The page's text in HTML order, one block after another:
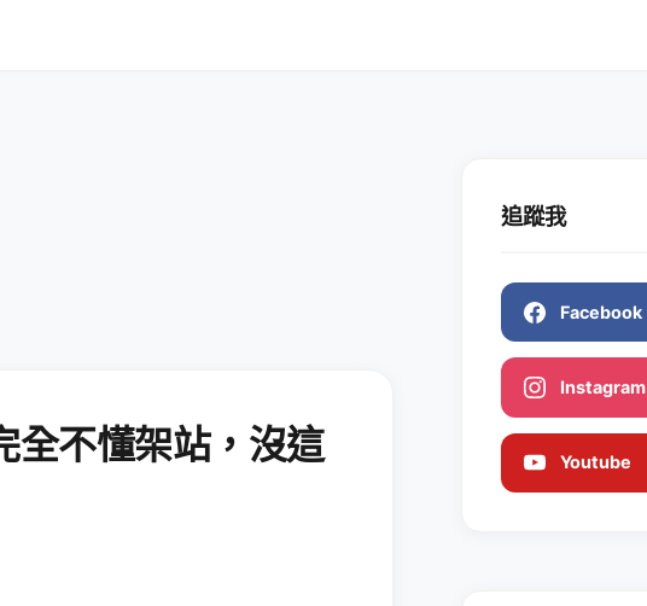
全不懂架站，沒這
追蹤我
Facebook
Instagram
Youtube